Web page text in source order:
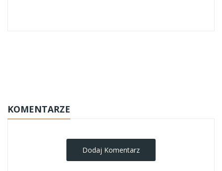
KOMENTARZE
Dodaj Komentarz